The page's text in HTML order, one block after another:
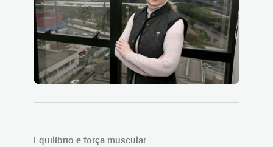
Equilíbrio e força muscular